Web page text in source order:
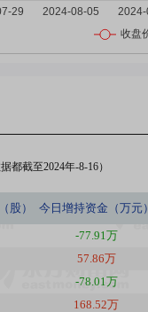
都截至2024年-8-16）
股） 今日 增持资金（万元）
-77.91万
57.86万
-78.01万
168.52万